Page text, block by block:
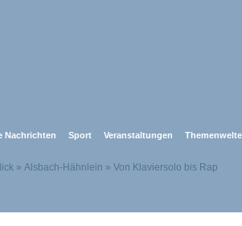
Nachrichten Sport Veranstaltungen
» Alsbach-Hähnlein » Von Klaviersolo bis Rap